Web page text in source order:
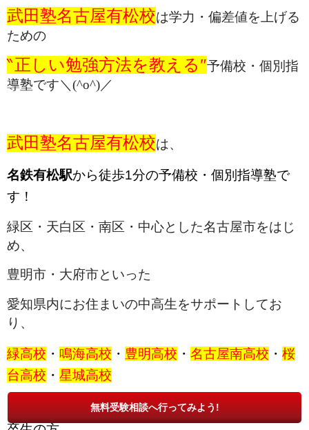
武田塾名古屋有松校は学力・偏差値を上げる
ための
‶正しい勉強方法を教える″予備校・個別指
導塾です＼(^o^)／
武田塾名古屋有松校は、
名鉄有松駅から徒歩1分の予備校・個別指導塾で
す！
緑区・天白区・南区・中心とした名古屋市をはじ
め、
豊明市・大府市といった
愛知県内にお住まいの中高生をサポートしてお
り、
緑高校 ・ 鳴海高校 ・ 豊明高校 ・ 名古屋南高校 ・ 桜
台高校 ・ 星城高校
といった愛知県内の数多くの中学生・高校生・既
無料受験相談へ行ってみよう!